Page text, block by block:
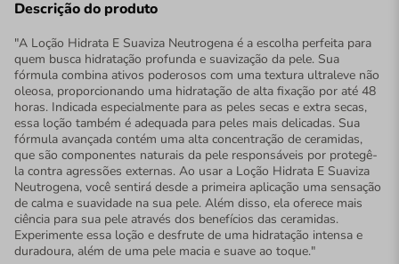
Descrição do produto
"A Loção Hidrata E Suaviza Neutrogena é a escolha perfeita para
quem busca hidratação profunda e suavização da pele. Sua
fórmula combina ativos poderosos com uma textura ultraleve não
oleosa, proporcionando uma hidratação de alta fixação por até 48
horas. Indicada especialmente para as peles secas e extra secas,
essa loção também é adequada para peles mais delicadas. Sua
fórmula avançada contém uma alta concentração de ceramidas,
que são componentes naturais da pele responsáveis por protegê-
la contra agressões externas. Ao usar a Loção Hidrata E Suaviza
Neutrogena, você sentirá desde a primeira aplicação uma sensação
de calma e suavidade na sua pele. Além disso, ela oferece mais
ciência para sua pele através dos benefícios das ceramidas.
Experimente essa loção e desfrute de uma hidratação intensa e
duradoura, além de uma pele macia e suave ao toque."